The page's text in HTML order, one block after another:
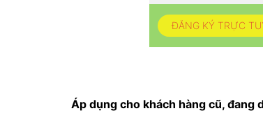
ĐĂNG KÝ TRỰC
Áp dụng cho khách hàng cũ, đang